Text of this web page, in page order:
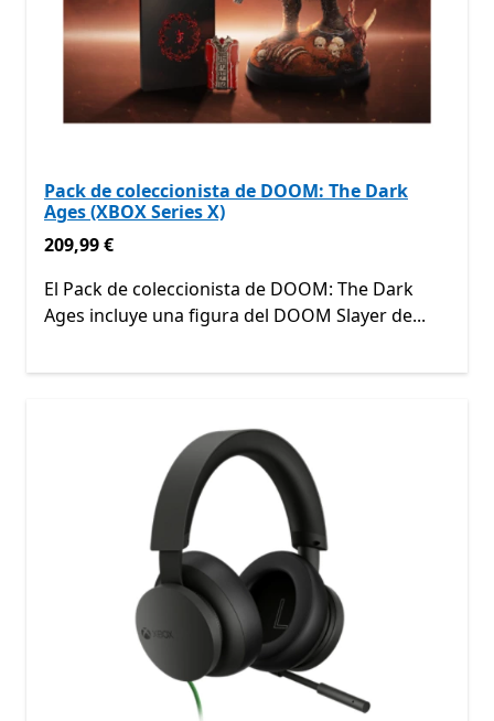
Pack de coleccionista de DOOM: The Dark
Ages (XBOX Series X)
209,99 €
209,99 €
El Pack de coleccionista de DOOM: The Dark
Ages incluye una figura del DOOM Slayer de...